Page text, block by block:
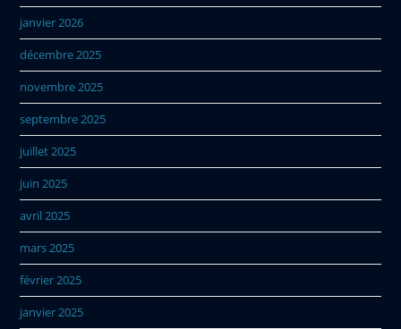
janvier 2026
décembre 2025
novembre 2025
septembre 2025
juillet 2025
juin 2025
avril 2025
mars 2025
février 2025
janvier 2025